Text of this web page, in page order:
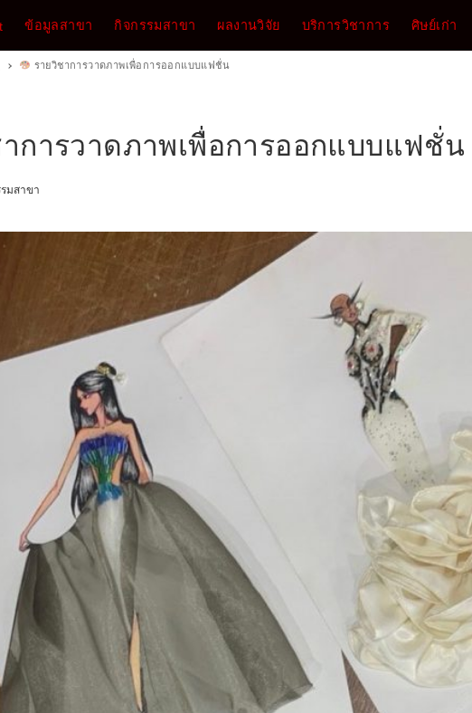
ข้อมูลสาขา กิจกรรมสาขา ผลงานวิจัย บริการวิชาการ ศิษย์เก่า
รายวิชาการวาดภาพเพื่อการออกแบบแฟชั่น
การวาดภาพเพื่อการออกแบบแฟชั่น
มสาขา